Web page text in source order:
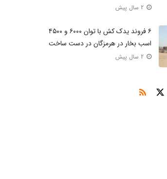
2 سال پیش
۶ فروند یدک کش با توان ۶۰۰۰ و ۴۵۰۰
اسب بخار در هرمزگان در دست ساخت
2 سال پیش